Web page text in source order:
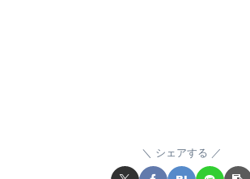
シェアする